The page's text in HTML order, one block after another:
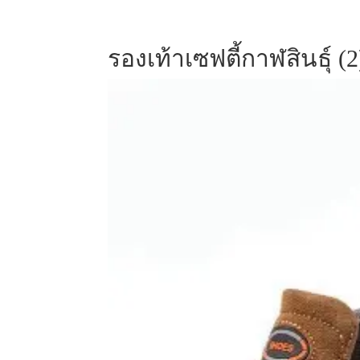
รองเท้าเซฟตี้กาฬสินธุ์